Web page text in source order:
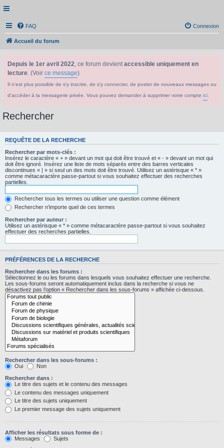
FAQ Connexion
Accueil du forum
Depuis le 1er avril 2022, ce forum devientaccessible uniquement en
lecture. (Voir ce message)
Il n'est plus possible de s'y inscrire, de s'y connecter, de poster de nouveaux messages ou
d'accéder à la messagerie privée. Vous pouvez demander à supprimer votre compte ici
Rechercher
REQUÊTE DE LA RECHERCHE
Rechercher par mots-clés :
Insérez le caractère « + » devant un mot qui doit être trouvé et « - » devant un mot qui
doit être ignoré. Insérez une liste de mots séparés entre des barres verticales
discontinues « | » si seul un des mots doit être trouvé. Utilisez un astérisque « * »
comme métacaractère passe-partout si vous souhaitez effectuer des recherches
partielles.
Rechercher tous les termes ou utiliser une question comme élément
Rechercher n’importe quel de ces termes
Rechercher par auteur :
Utilisez un astérisque « * » comme métacaractère passe-partout si vous souhaitez
effectuer des recherches partielles.
PRÉFÉRENCES DE LA RECHERCHE
Rechercher dans les forums :
Sélectionnez le ou les forums dans lesquels vous souhaitez effectuer une recherche.
Les sous-forums seront automatiquement inclus dans la recherche si vous ne
désactivez pas l’option « Rechercher dans les sous-forums » affichée ci-dessous.
Rechercher dans les sous-forums :
Oui
Non
Rechercher dans :
Le titre des sujets et le contenu des messages
Le contenu des messages uniquement
Le titre des sujets uniquement
Le premier message des sujets uniquement
Afficher les résultats sous forme de :
Messages
Sujets